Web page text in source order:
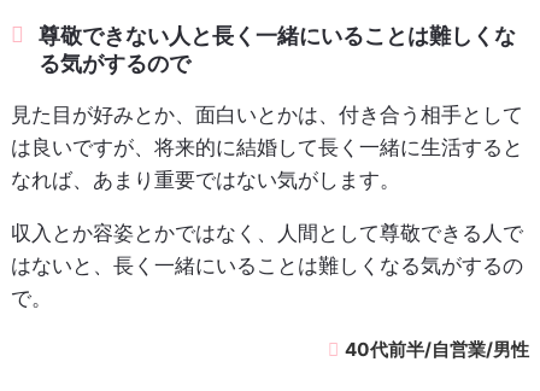
尊敬できない人と長く一緒にいることは難しくな
る気がするので
見た目が好みとか、面白いとかは、付き合う相手として
は良いですが、将来的に結婚して長く一緒に生活すると
なれば、あまり重要ではない気がします。
収入とか容姿とかではなく、人間として尊敬できる人で
はないと、長く一緒にいることは難しくなる気がするの
で。
40代前半/自営業/男性